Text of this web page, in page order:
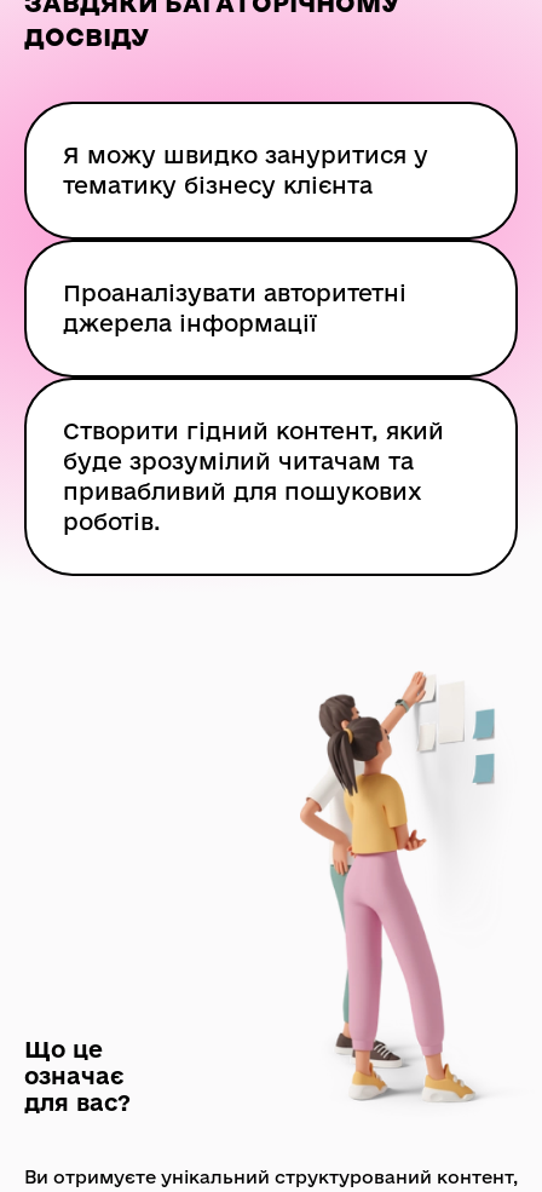
ДОСВІДУ
Я можу швидко зануритися у
тематику бізнесу клієнта
Проаналізувати авторитетні
джерела інформації
Створити гідний контент, який
буде зрозумілий читачам та
привабливий для пошукових
роботів.
Що це
означає
для вас?
Ви отримуєте унікальний структурований контент,